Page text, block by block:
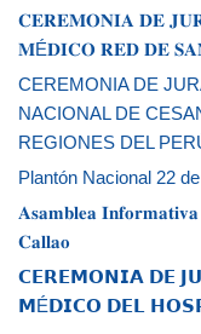
𝐂𝐄𝐑𝐄𝐌𝐎𝐍𝐈𝐀 𝐃𝐄
𝐌É𝐃𝐈𝐂𝐎 𝐑𝐄𝐃 𝐃𝐄
CEREMONIA DE
NACIONAL DE
REGIONES DEL
Plantón Nacional 22
𝐀𝐬𝐚𝐦𝐛𝐥𝐞𝐚
𝐂𝐚𝐥𝐥𝐚𝐨
𝗖𝗘𝗥𝗘𝗠𝗢𝗡𝗜𝗔 𝗗𝗘
𝗠É𝗗𝗜𝗖𝗢 𝗗𝗘𝗟